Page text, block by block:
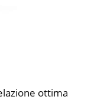
ottima